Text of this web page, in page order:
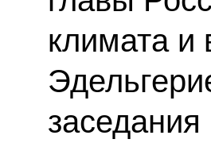
климата и
заседания